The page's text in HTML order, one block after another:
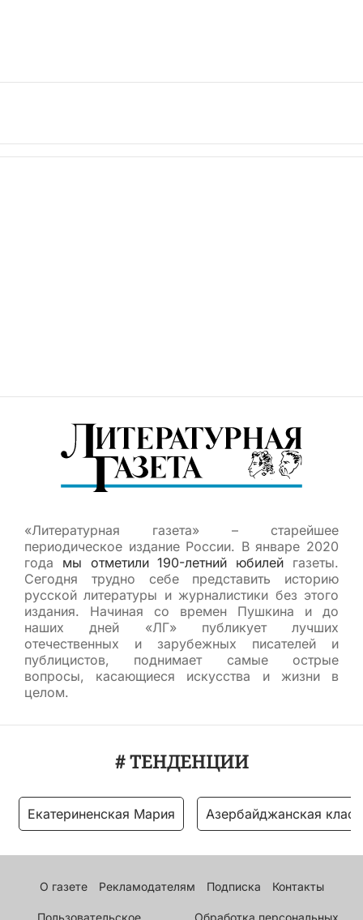
«Литературная газета» – старейшее
периодическое издание России. В январе 2020
года мы отметили 190-летний юбилей газеты.
Сегодня трудно себе представить историю
русской литературы и журналистики без этого
издания. Начиная со времен Пушкина и до
наших дней «ЛГ» публикует лучших
отечественных и зарубежных писателей и
публицистов, поднимает самые острые
вопросы, касающиеся искусства и жизни в
целом.
# ТЕНДЕНЦИИ
Екатериненская Мария Азербайджанская
О газете Рекламодателям Подписка Контакты
Пользовательское Обработка персональных